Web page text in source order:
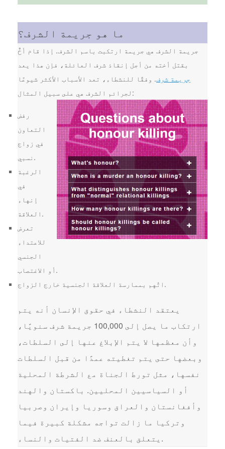
ما هو جريمة الشرف؟
جريمة الشرف هي جريمة ارتكبت باسم الشرف. إذا قام أخٌ
بقتل أخته من أجل إنقاذ شرف العائلة، فإن هذا يعد
جريمة شرف. وفقًا للنشطاء، تعد الأسباب الأكثر شيوعًا
لجرائم الشرف هي على سبيل المثال:
رفض
التعاون
في زواج
نسبي.
الرغبة
في
إنهاء
العلاقة.
تعرض
للاعتداء
الجنسي
أو الاغتصاب.
اتُهم بممارسة العلاقة الجنسية خارج الزواج.
يعتقد النشطاء في حقوق الإنسان أنه يتم
ارتكاب ما يصل إلى 100,000 جريمة شرف سنويًا،
وأن معظمها لا يتم الإبلاغ عنها إلى السلطات،
وبعضها حتى يتم تغطيته عمدًا من قبل السلطات
نفسها، مثل تورط الجناة مع الشرطة المحلية
أو السياسيين المحليين. باكستان والهند
وأفغانستان والعراق وسوريا وإيران وصربيا
وتركيا ما زالت تواجه مشكلة كبيرة فيما
يتعلق بالعنف ضد الفتيات والنساء.